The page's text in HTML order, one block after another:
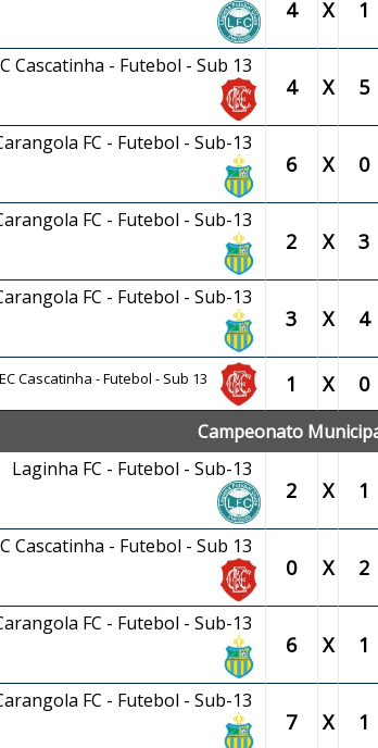
4 X 1
Cascatinha - Futebol - Sub 13
4 X 5
FC - Futebol - Sub-13
6 X 0
FC - Futebol - Sub-13
2 X 3
FC - Futebol - Sub-13
3 X 4
EC Cascatinha - Futebol - Sub 13 1 X 0
Campeonato
Laginha FC - Futebol - Sub-13
2 X 1
Cascatinha - Futebol - Sub 13
0 X 2
FC - Futebol - Sub-13
6 X 1
FC - Futebol - Sub-13
7 X 1